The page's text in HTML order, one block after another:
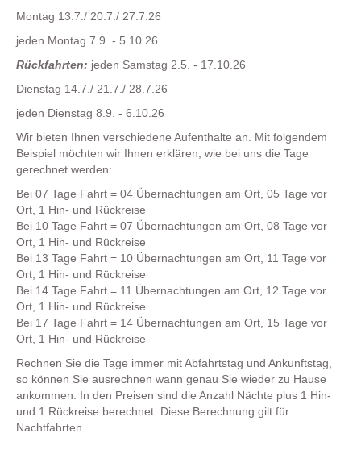
Montag 13.7./ 20.7./ 27.7.26
jeden Montag 7.9. - 5.10.26
Rückfahrten: jeden Samstag 2.5. - 17.10.26
Dienstag 14.7./ 21.7./ 28.7.26
jeden Dienstag 8.9. - 6.10.26
Wir bieten Ihnen verschiedene Aufenthalte an. Mit folgendem
Beispiel möchten wir Ihnen erklären, wie bei uns die Tage
gerechnet werden:
Bei 07 Tage Fahrt = 04 Übernachtungen am Ort, 05 Tage vor
Ort, 1 Hin- und Rückreise
Bei 10 Tage Fahrt = 07 Übernachtungen am Ort, 08 Tage vor
Ort, 1 Hin- und Rückreise
Bei 13 Tage Fahrt = 10 Übernachtungen am Ort, 11 Tage vor
Ort, 1 Hin- und Rückreise
Bei 14 Tage Fahrt = 11 Übernachtungen am Ort, 12 Tage vor
Ort, 1 Hin- und Rückreise
Bei 17 Tage Fahrt = 14 Übernachtungen am Ort, 15 Tage vor
Ort, 1 Hin- und Rückreise
Rechnen Sie die Tage immer mit Abfahrtstag und Ankunftstag,
so können Sie ausrechnen wann genau Sie wieder zu Hause
ankommen. In den Preisen sind die Anzahl Nächte plus 1 Hin-
und 1 Rückreise berechnet. Diese Berechnung gilt für
Nachtfahrten.